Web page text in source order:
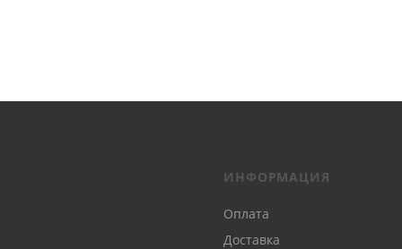
ИНФОРМАЦИЯ
Оплата
Доставка